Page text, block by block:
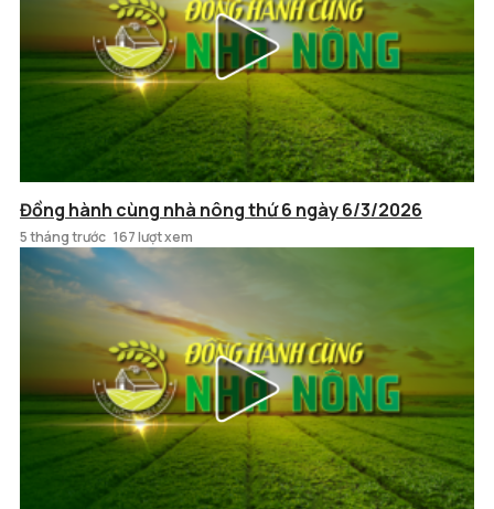
Đồng hành cùng nhà nông thứ 6 ngày 6/3/2026
5 tháng trước 167 lượt xem